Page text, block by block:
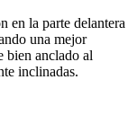
en la parte delantera
una mejor
bien anclado al
inclinadas.